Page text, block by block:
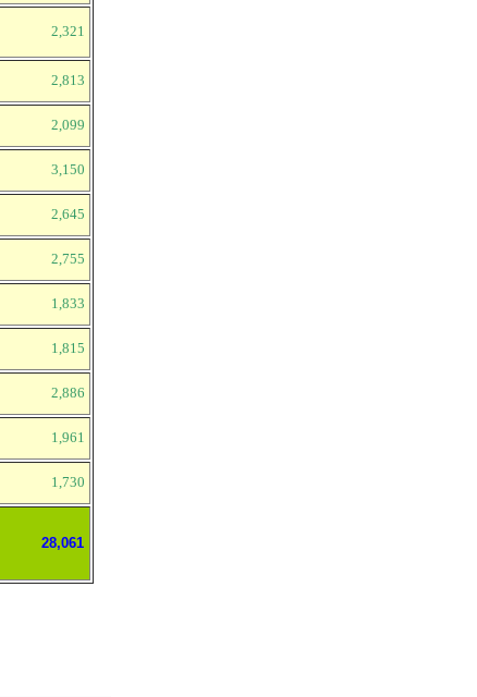
2,321
2,813
2,099
3,150
2,645
2,755
1,833
1,815
2,886
1,961
1,730
28,061